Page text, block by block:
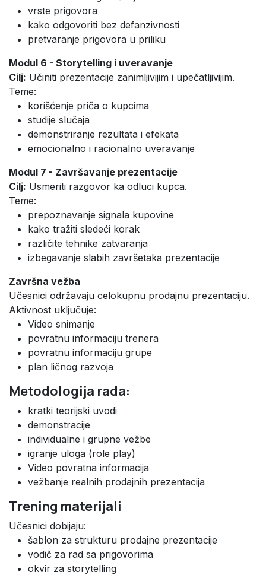
vrste prigovora
kako odgovoriti bez defanzivnosti
pretvaranje prigovora u priliku
Modul 6 - Storytelling i uveravanje
Cilj: Učiniti prezentacije zanimljivijim i upečatljivijim.
Teme:
korišćenje priča o kupcima
studije slučaja
demonstriranje rezultata i efekata
emocionalno i racionalno uveravanje
Modul 7 - Završavanje prezentacije
Cilj: Usmeriti razgovor ka odluci kupca.
Teme:
prepoznavanje signala kupovine
kako tražiti sledeći korak
različite tehnike zatvaranja
izbegavanje slabih završetaka prezentacije
Završna vežba
Učesnici održavaju celokupnu prodajnu prezentaciju.
Aktivnost uključuje:
Video snimanje
povratnu informaciju trenera
povratnu informaciju grupe
plan ličnog razvoja
Metodologija rada:
kratki teorijski uvodi
demonstracije
individualne i grupne vežbe
igranje uloga (role play)
Video povratna informacija
vežbanje realnih prodajnih prezentacija
Trening materijali
Učesnici dobijaju:
šablon za strukturu prodajne prezentacije
vodič za rad sa prigovorima
okvir za storytelling